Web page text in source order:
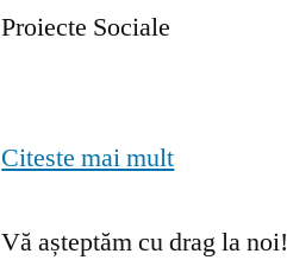
Proiecte Sociale
Citeste mai mult
Vă așteptăm cu drag la noi!